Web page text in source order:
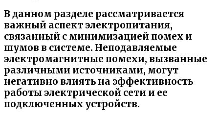
В данном разделе рассматривается
важный аспект электропитания,
связанный с минимизацией помех и
шумов в системе. Неподавляемые
электромагнитные помехи, вызванные
различными источниками, могут
негативно влиять на эффективность
работы электрической сети и ее
подключенных устройств.